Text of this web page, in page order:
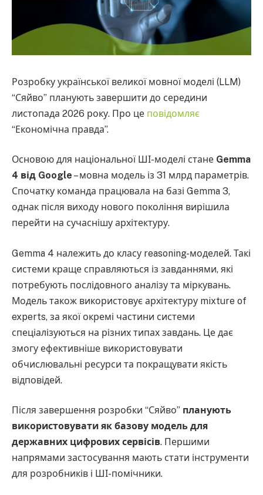
Розробку української великої мовної моделі (LLM)
“Сяйво” планують завершити до середини
листопада 2026 року. Про це повідомляє
“Економічна правда”.
Основою для національної ШІ-моделі стане Gemma
4 від Google – мовна модель із 31 млрд параметрів.
Спочатку команда працювала на базі Gemma 3,
однак після виходу нового покоління вирішила
перейти на сучаснішу архітектуру.
Gemma 4 належить до класу reasoning-моделей. Такі
системи краще справляються із завданнями, які
потребують послідовного аналізу та міркувань.
Модель також використовує архітектуру mixture of
experts, за якої окремі частини системи
спеціалізуються на різних типах завдань. Це дає
змогу ефективніше використовувати
обчислювальні ресурси та покращувати якість
відповідей.
Після завершення розробки “Сяйво” планують
використовувати як базову модель для
державних цифрових сервісів. Першими
напрямами застосування мають стати інструменти
для розробників і ШІ-помічники.